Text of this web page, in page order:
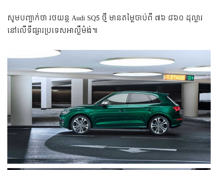
សូមបញ្ជាក់ថា រថយន្ត Audi SQ5 ថ្មី មាន​តម្លៃ​ចាប់​ពី ៧៦ ៨៦០ ដុល្លារ​
នៅ​លើ​ទីផ្សារ​ប្រទេស​អាល្លឺម៉ង់៕